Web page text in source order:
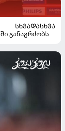
ᲡᲮᲕᲐᲓᲐᲡᲮᲕᲐ
განაგრძობს